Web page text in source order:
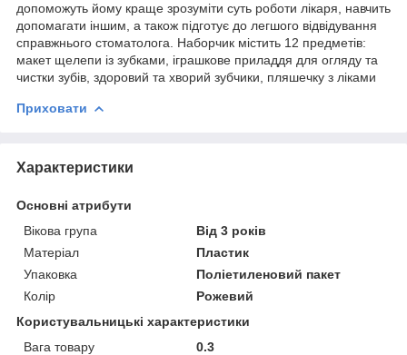
допоможуть йому краще зрозуміти суть роботи лікаря, навчить
допомагати іншим, а також підготує до легшого відвідування
справжнього стоматолога. Наборчик містить 12 предметів:
макет щелепи із зубками, іграшкове приладдя для огляду та
чистки зубів, здоровий та хворий зубчики, пляшечку з ліками
Приховати
Характеристики
Основні атрибути
Вікова група
Від 3 років
Матеріал
Пластик
Упаковка
Поліетиленовий пакет
Колір
Рожевий
Користувальницькі характеристики
Вага товару
0.3